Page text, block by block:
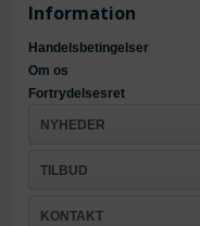
Information
Handelsbetingelser
Om os
Fortrydelsesret
NYHEDER
TILBUD
KONTAKT